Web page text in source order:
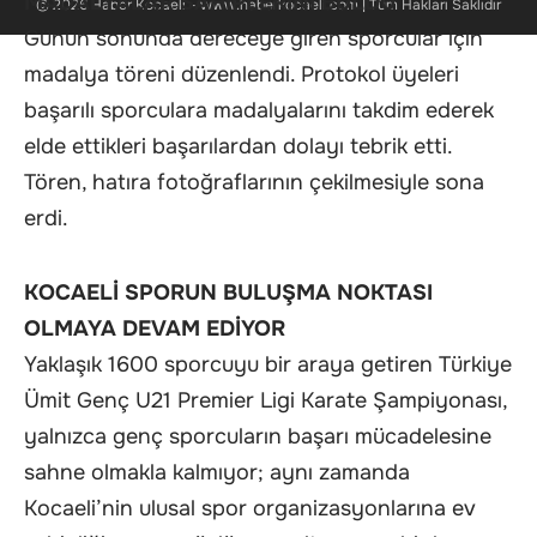
Günün sonunda dereceye giren sporcular için
madalya töreni düzenlendi. Protokol üyeleri
başarılı sporculara madalyalarını takdim ederek
elde ettikleri başarılardan dolayı tebrik etti.
Tören, hatıra fotoğraflarının çekilmesiyle sona
erdi.
KOCAELİ SPORUN BULUŞMA NOKTASI
OLMAYA DEVAM EDİYOR
Yaklaşık 1600 sporcuyu bir araya getiren Türkiye
Ümit Genç U21 Premier Ligi Karate Şampiyonası,
yalnızca genç sporcuların başarı mücadelesine
sahne olmakla kalmıyor; aynı zamanda
Kocaeli’nin ulusal spor organizasyonlarına ev
© 2026 Haber Kocaeli - www.haberkocaeli.com | Tüm Hakları Saklıdır